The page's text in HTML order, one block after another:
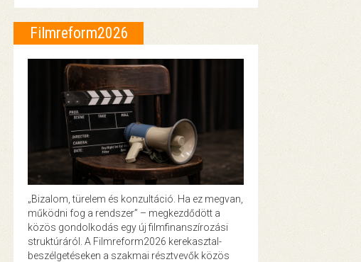
Filmreform2026
„Bizalom, türelem és konzultáció. Ha ez megvan,
működni fog a rendszer” – megkezdődött a
közös gondolkodás egy új filmfinanszírozási
struktúráról. A Filmreform2026 kerekasztal-
beszélgetéseken a szakmai résztvevők közös